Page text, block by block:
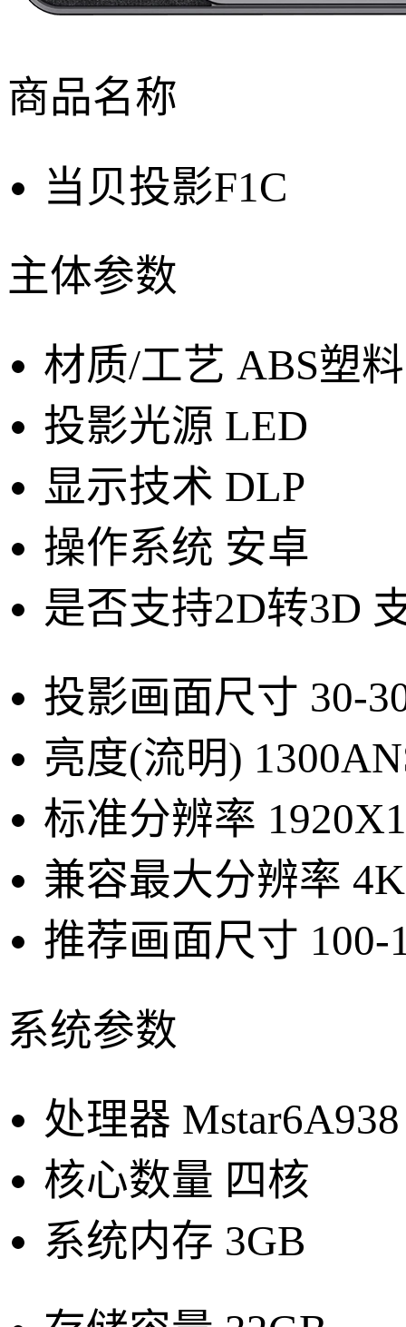
商品名称
当贝投影F1C
主体参数
材质/工艺 ABS塑
投影光源 LED
显示技术 DLP
操作系统 安卓
是否支持2D转3D
投影画面尺寸 30-
亮度(流明)
标准分辨率
兼容最大分辨率 4K
推荐画面尺寸 100-
系统参数
处理器 Mstar6A938
核心数量 四核
系统内存 3GB